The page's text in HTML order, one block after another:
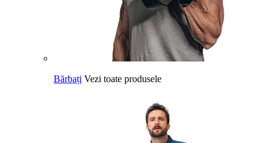
Bărbați Vezi toate produsele